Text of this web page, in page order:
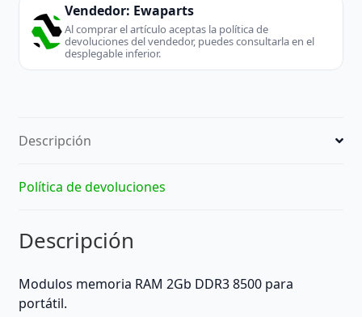
Vendedor: Ewaparts
Al comprar el artículo aceptas la política de
devoluciones del vendedor, puedes consultarla en el
desplegable inferior.
Descripción
Política de devoluciones
Descripción
Modulos memoria RAM 2Gb DDR3 8500 para
portátil.